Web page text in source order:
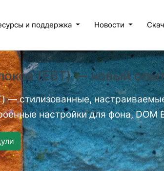
и поддержка Новости
(EBT) — новый опыт
— стилизованные,
настройки для фона, DOM